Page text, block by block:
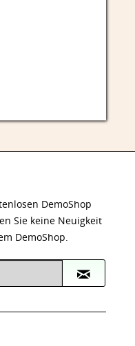
DemoShop
Sie keine Neuigkeit
DemoShop.